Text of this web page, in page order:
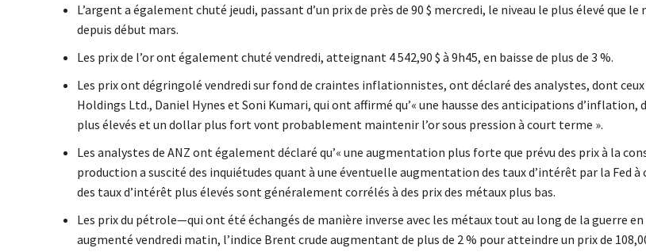
L’argent a également chuté jeudi, passant d’un prix de près de 90 $ mercredi, le niveau le plus élevé que
depuis début mars.
Les prix de l’or ont également chuté vendredi, atteignant 4 542,90 $ à 9h45, en baisse de plus de 3 %.
Les prix ont dégringolé vendredi sur fond de craintes inflationnistes, ont déclaré des analystes, dont ceux
Holdings Ltd., Daniel Hynes et Soni Kumari, qui ont affirmé qu’« une hausse des anticipations d’inflation,
plus élevés et un dollar plus fort vont probablement maintenir l’or sous pression à court terme ».
Les analystes de ANZ ont également déclaré qu’« une augmentation plus forte que prévu des prix à la
production a suscité des inquiétudes quant à une éventuelle augmentation des taux d’intérêt par la Fed à
des taux d’intérêt plus élevés sont généralement corrélés à des prix des métaux plus bas.
Les prix du pétrole—qui ont été échangés de manière inverse avec les métaux tout au long de la guerre
augmenté vendredi matin, l’indice Brent crude augmentant de plus de 2 % pour atteindre un prix de